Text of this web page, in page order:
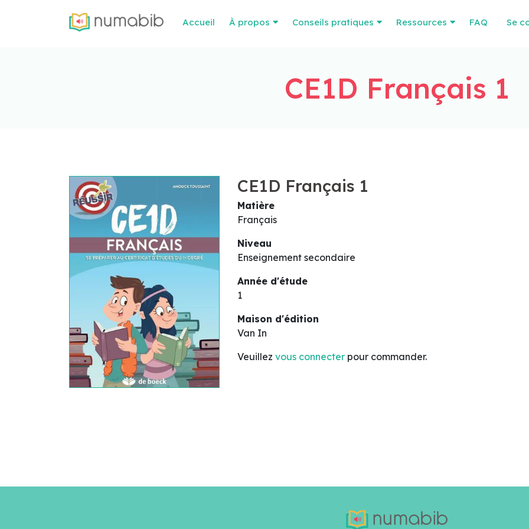
Accueil À propos Conseils pratiques Ressources FAQ Se
CE1D Français 1
CE1D Français 1
Matière
Français
Niveau
Enseignement secondaire
Année d'étude
1
Maison d'édition
Van In
Veuillez vous connecter pour commander.